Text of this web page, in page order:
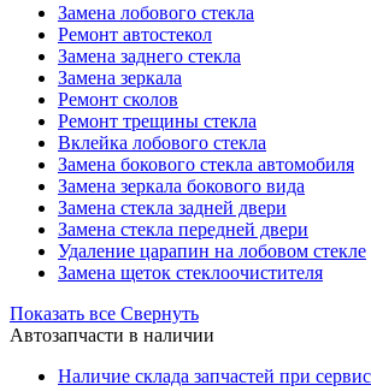
Замена лобового стекла
Ремонт автостекол
Замена заднего стекла
Замена зеркала
Ремонт сколов
Ремонт трещины стекла
Вклейка лобового стекла
Замена бокового стекла автомобиля
Замена зеркала бокового вида
Замена стекла задней двери
Замена стекла передней двери
Удаление царапин на лобовом стекле
Замена щеток стеклоочистителя
Показать все Свернуть
Автозапчасти в наличии
Наличие склада запчастей при